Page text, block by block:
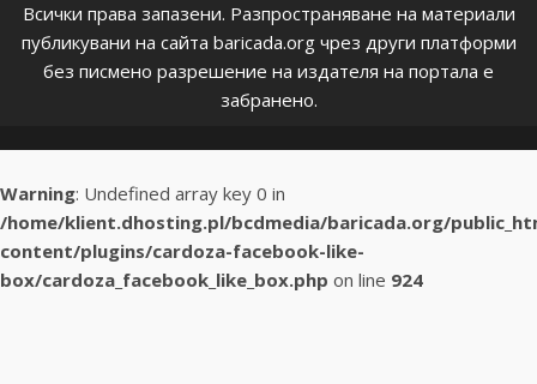
Всички права запазени. Разпространяване на материали
публикувани на сайта baricada.org чрез други платформи
без писмено разрешение на издателя на портала е
забранено.
Warning: Undefined array key 0 in
/home/klient.dhosting.pl/bcdmedia/baricada.org/
content/plugins/cardoza-facebook-like-
box/cardoza_facebook_like_box.php on line 924